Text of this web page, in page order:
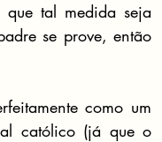
que tal medida seja
se prove, então
como um
católico (já que o